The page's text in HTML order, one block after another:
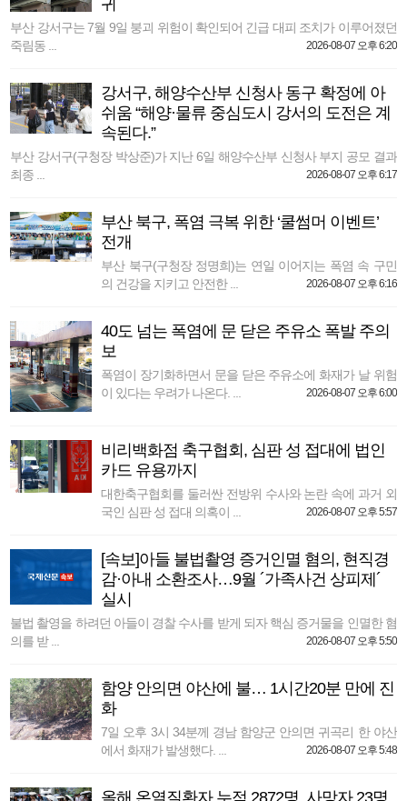
귀
부산 강서구는 7월 9일 붕괴 위험이 확인되어 긴급 대피 조치가 이루어졌던
죽림동 ...
2026-08-07 오후 6:20
강서구, 해양수산부 신청사 동구 확정에 아
쉬움 “해양·물류 중심도시 강서의 도전은 계
속된다.”
부산 강서구(구청장 박상준)가 지난 6일 해양수산부 신청사 부지 공모 결과
최종 ...
2026-08-07 오후 6:17
부산 북구, 폭염 극복 위한 ‘쿨썸머 이벤트’
전개
부산 북구(구청장 정명희)는 연일 이어지는 폭염 속 구민
의 건강을 지키고 안전한 ...
2026-08-07 오후 6:16
40도 넘는 폭염에 문 닫은 주유소 폭발 주의
보
폭염이 장기화하면서 문을 닫은 주유소에 화재가 날 위험
이 있다는 우려가 나온다. ...
2026-08-07 오후 6:00
비리백화점 축구협회, 심판 성 접대에 법인
카드 유용까지
대한축구협회를 둘러싼 전방위 수사와 논란 속에 과거 외
국인 심판 성 접대 의혹이 ...
2026-08-07 오후 5:57
[속보]아들 불법촬영 증거인멸 혐의, 현직경
감·아내 소환조사…9월 ´가족사건 상피제´
실시
불법 촬영을 하려던 아들이 경찰 수사를 받게 되자 핵심 증거물을 인멸한 혐
의를 받 ...
2026-08-07 오후 5:50
함양 안의면 야산에 불… 1시간20분 만에 진
화
7일 오후 3시 34분께 경남 함양군 안의면 귀곡리 한 야산
에서 화재가 발생했다. ...
2026-08-07 오후 5:48
올해 온열질환자 누적 2872명, 사망자 23명